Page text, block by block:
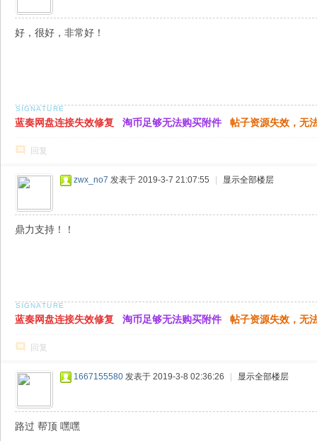
好，很好，非常好！
蓝奏网盘连接失效修复 淘币足够无法购买附件 帖子资源失效，无
回复
zwx_no7 发表于 2019-3-7 21:07:55 显示全部楼层
鼎力支持！！
蓝奏网盘连接失效修复 淘币足够无法购买附件 帖子资源失效，无
回复
1667155580 发表于 2019-3-8 02:36:26 显示全部楼层
路过 帮顶 嘿嘿